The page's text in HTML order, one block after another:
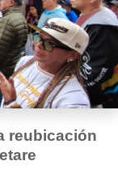
reubicación